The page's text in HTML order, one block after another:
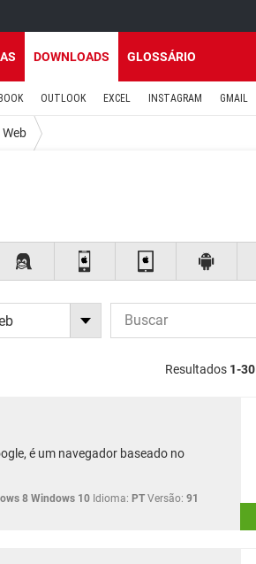
DOWNLOADS GLOSSÁRIO
OUTLOOK EXCEL INSTAGRAM GMAIL
Web
Resultados 1-30
é um navegador baseado no
8 Windows 10 Idioma: PT Versão: 91